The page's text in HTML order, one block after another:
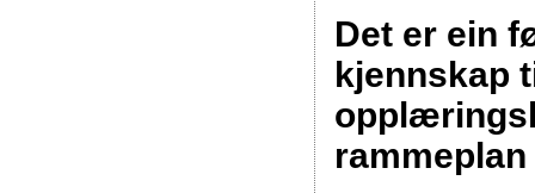
Det er ein
kjennskap